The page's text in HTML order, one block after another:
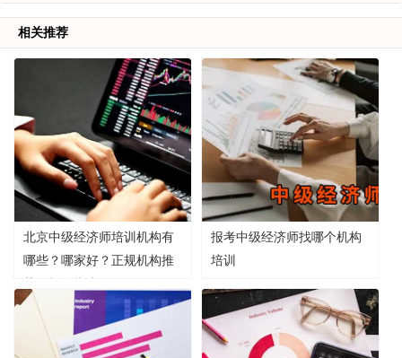
相关推荐
北京中级经济师培训机构有
哪些？哪家好？正规机构推
报考中级经济师找哪个机构
培训